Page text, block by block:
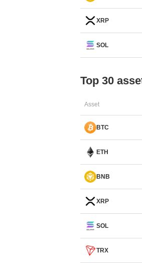
XRP
SOL
Top 30
Asset
BTC
ETH
BNB
XRP
SOL
TRX